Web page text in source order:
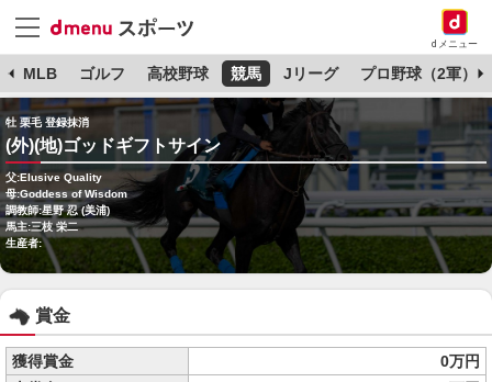
dメニュー
MLB ゴルフ 高校野球 競馬 Jリーグ プロ野球（2軍）
牡 栗毛 登録抹消
(外)(地)ゴッドギフトサイン
父:Elusive Quality
母:Goddess of Wisdom
調教師:星野 忍 (美浦)
馬主:三枝 栄二
生産者:
賞金
獲得賞金
0万円